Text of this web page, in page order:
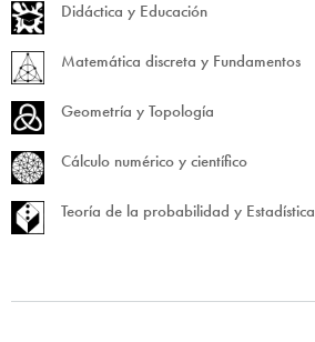
Didáctica y Educación
Matemática discreta y Fundamentos
Geometría y Topología
Cálculo numérico y científico
Teoría de la probabilidad y Estadística